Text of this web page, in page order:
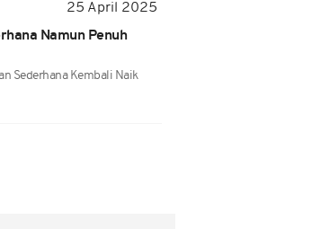
25 April 2025
Namun Penuh
Sederhana Kembali Naik